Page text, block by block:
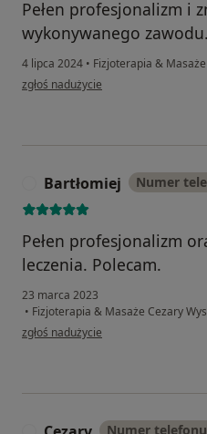
Pełen profesjonalizm i
wykonywanego zawodu.
4 lipca 2024 • Fizjoterapia &
w opinii użytkownika Arek
zgłoś nadużycie
Bartłomiej Numer
Pełen profesjonalizm
leczenia. Polecam.
23 marca 2023
• Fizjoterapia & Masaże Cezary
w opinii użytkownika Bartłomiej
zgłoś nadużycie
Numer